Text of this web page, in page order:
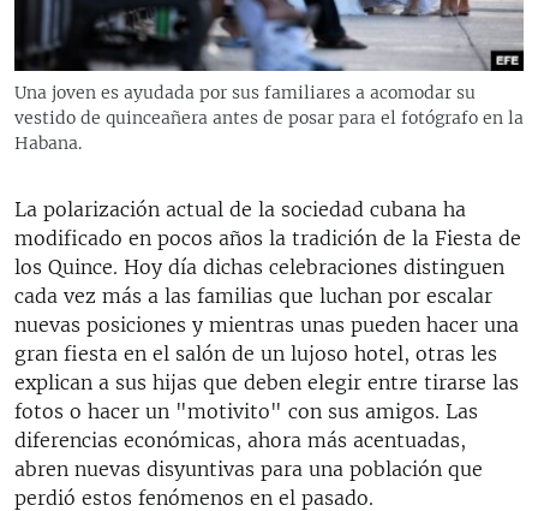
RADIO MARTÍ
ESPECIALES
ESPECIALES
LA REALIDAD DE LA VIVIENDA EN CUBA
KENTU-CUBANO
LOS SANTOS DE HIALEAH
DESINFORMACIÓN RUSA EN AMÉRICA LATINA
LA INVASIÓN DE RUSIA A UCRANIA
MULTIMEDIA
EDITORIALES
SÍGUENOS
Una joven es ayudada por sus familiares a acomodar su
vestido de quinceañera antes de posar para el fotógrafo en la
Habana.
La polarización actual de la sociedad cubana ha
modificado en pocos años la tradición de la Fiesta de
los Quince. Hoy día dichas celebraciones distinguen
cada vez más a las familias que luchan por escalar
nuevas posiciones y mientras unas pueden hacer una
gran fiesta en el salón de un lujoso hotel, otras les
explican a sus hijas que deben elegir entre tirarse las
fotos o hacer un "motivito" con sus amigos. Las
diferencias económicas, ahora más acentuadas,
abren nuevas disyuntivas para una población que
perdió estos fenómenos en el pasado.